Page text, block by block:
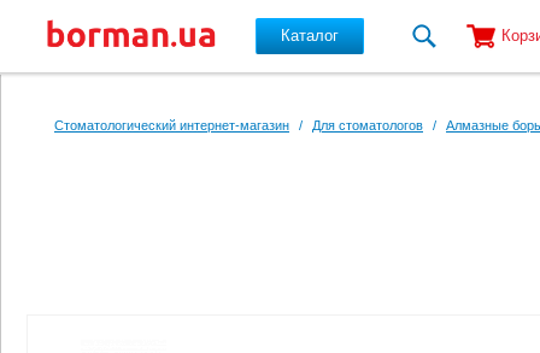
Каталог
Стоматологический интернет-магазин / Для стоматологов / Алмазные